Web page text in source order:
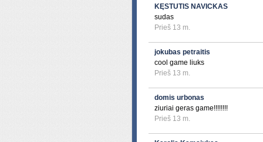
KĘSTUTIS NAVICKAS
sudas
Prieš 13 m.
jokubas petraitis
cool game liuks
Prieš 13 m.
domis urbonas
ziuriai geras game!!!!!!!!
Prieš 13 m.